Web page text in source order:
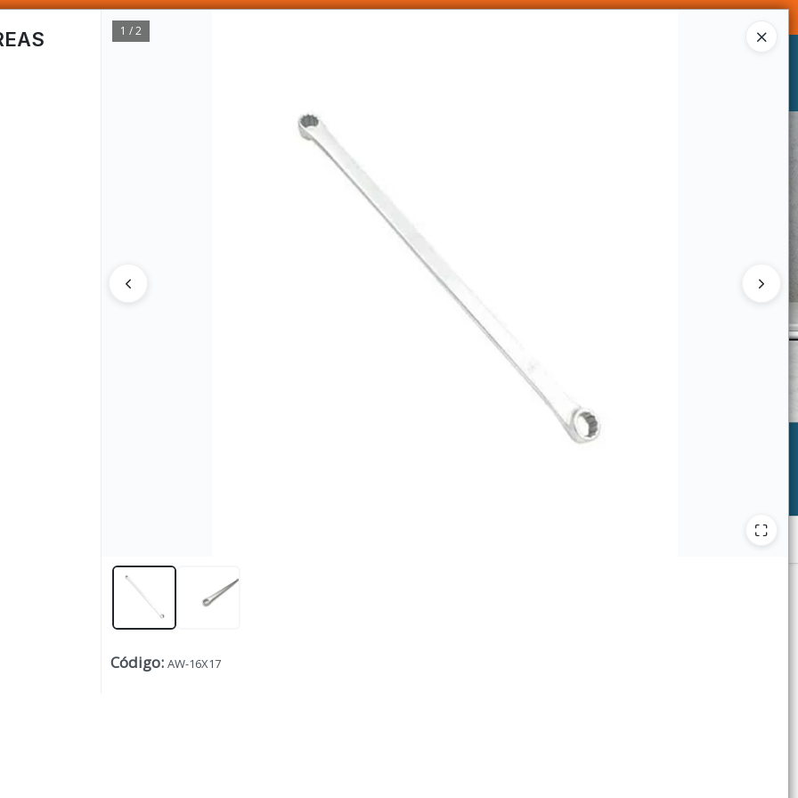
1 / 2
Código: AW-16X17
SOMOS DISTRIBUIDORES - VENTA MAYORISTA
Lista vacía